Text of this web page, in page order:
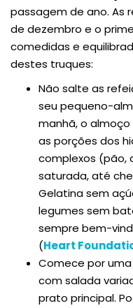
passagem de ano. As
de dezembro e o
comedidas e
destes truques:
Não salte as
seu pequeno-
manhã, o
as porções dos
complexos (pão,
saturada, até
Gelatina sem
legumes sem
sempre bem-
(Heart
Comece por
com salada
prato principal.